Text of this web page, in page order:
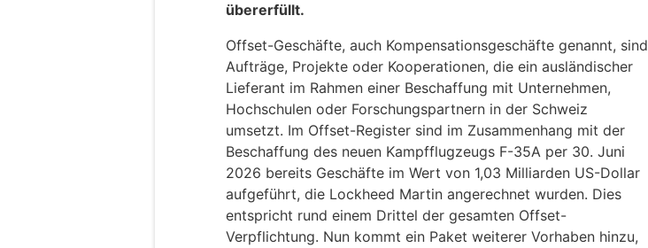
übererfüllt.
Offset-Geschäfte, auch Kompensationsgeschäfte genannt, sind
Aufträge, Projekte oder Kooperationen, die ein ausländischer
Lieferant im Rahmen einer Beschaffung mit Unternehmen,
Hochschulen oder Forschungspartnern in der Schweiz
umsetzt. Im Offset-Register sind im Zusammenhang mit der
Beschaffung des neuen Kampfflugzeugs F-35A per 30. Juni
2026 bereits Geschäfte im Wert von 1,03 Milliarden US-Dollar
aufgeführt, die Lockheed Martin angerechnet wurden. Dies
entspricht rund einem Drittel der gesamten Offset-
Verpflichtung. Nun kommt ein Paket weiterer Vorhaben hinzu,